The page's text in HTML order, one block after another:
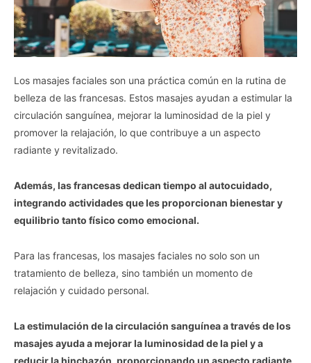
Vida.es -Do Not Process My Personal Information
If you wish to opt-out of the sale, sharing to third parties, or
targeted advertising by us, please use the below opt-out
section to confirm your selection. Please note that after your
interest-based ads based on personal information utilized by
your opt-out. You may separately opt-out of the further
disclosure of your personal information by third parties on the
IAB’s list of downstream participants. This information may
third parties.
Personal Data Processing Opt Outs
Los masajes faciales son una práctica común en la rutina de
belleza de las francesas. Estos masajes ayudan a estimular la
circulación sanguínea, mejorar la luminosidad de la piel y
promover la relajación, lo que contribuye a un aspecto
radiante y revitalizado.
Además, las francesas dedican tiempo al autocuidado,
integrando actividades que les proporcionan bienestar y
equilibrio tanto físico como emocional.
Para las francesas, los masajes faciales no solo son un
tratamiento de belleza, sino también un momento de
relajación y cuidado personal.
La estimulación de la circulación sanguínea a través de los
masajes ayuda a mejorar la luminosidad de la piel y a
reducir la hinchazón, proporcionando un aspecto radiante